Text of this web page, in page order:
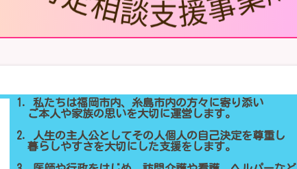
1．私たちは福岡市内、糸島市内の方々に寄り添い
ご本人や家族の思いを大切に運営します。
2．人生の主人公としてその人個人の自己決定を尊重し
暮らしやすさを大切にした支援をします。